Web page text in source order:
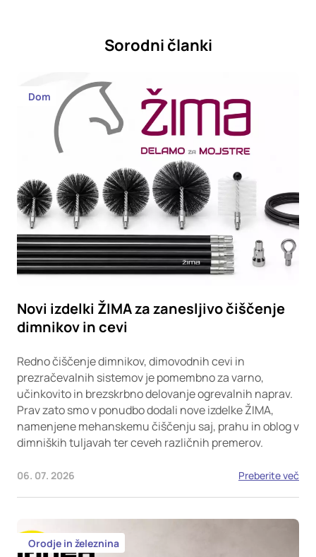
Sorodni članki
Dom
Novi izdelki ŽIMA za zanesljivo čiščenje
dimnikov in cevi
Redno čiščenje dimnikov, dimovodnih cevi in
prezračevalnih sistemov je pomembno za varno,
učinkovito in brezskrbno delovanje ogrevalnih naprav.
Prav zato smo v ponudbo dodali nove izdelke ŽIMA,
namenjene mehanskemu čiščenju saj, prahu in oblog v
dimniških tuljavah ter ceveh različnih premerov.
06. 07. 2026 Preberite več
Orodje in železnina